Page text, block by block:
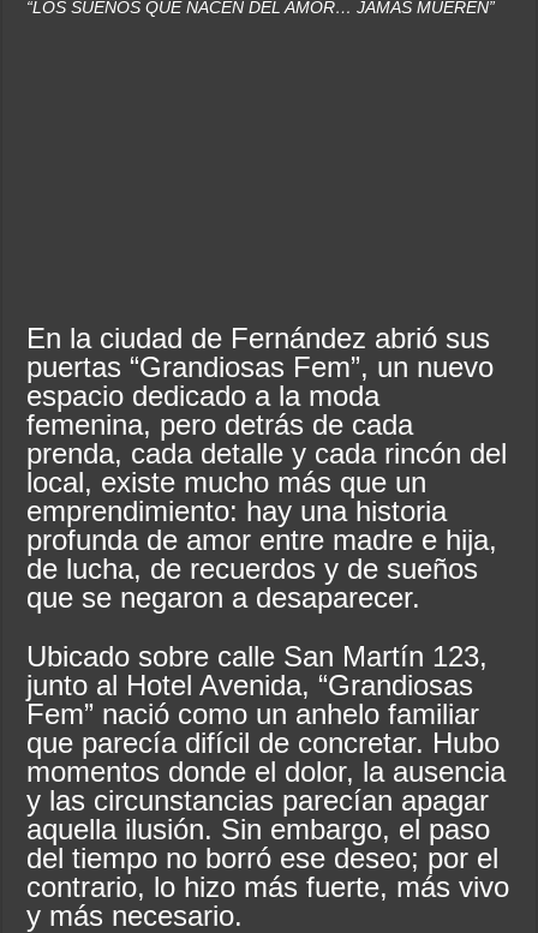
“LOS SUEÑOS QUE NACEN DEL AMOR… JAMÁS MUEREN”
En la ciudad de Fernández abrió sus
puertas “Grandiosas Fem”, un nuevo
espacio dedicado a la moda
femenina, pero detrás de cada
prenda, cada detalle y cada rincón del
local, existe mucho más que un
emprendimiento: hay una historia
profunda de amor entre madre e hija,
de lucha, de recuerdos y de sueños
que se negaron a desaparecer.
Ubicado sobre calle San Martín 123,
junto al Hotel Avenida, “Grandiosas
Fem” nació como un anhelo familiar
que parecía difícil de concretar. Hubo
momentos donde el dolor, la ausencia
y las circunstancias parecían apagar
aquella ilusión. Sin embargo, el paso
del tiempo no borró ese deseo; por el
contrario, lo hizo más fuerte, más vivo
y más necesario.